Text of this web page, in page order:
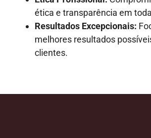
ética e transparência em
Resultados Excepcionais:
melhores resultados
clientes.